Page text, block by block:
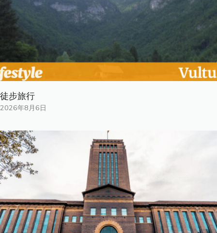
徒步旅行
2026年8月6日